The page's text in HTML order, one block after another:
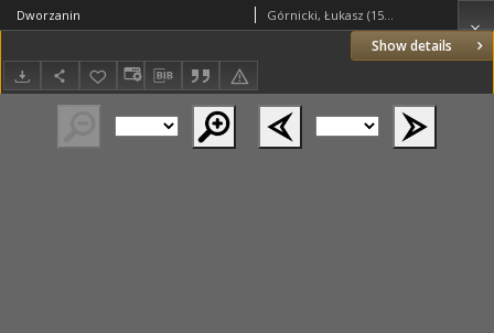
Show details
Dworzanin Górnicki, Łukasz (1527–1603)